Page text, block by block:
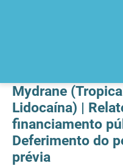
Mydrane
Lidocaína) |
financiamento
Deferimento do
prévia